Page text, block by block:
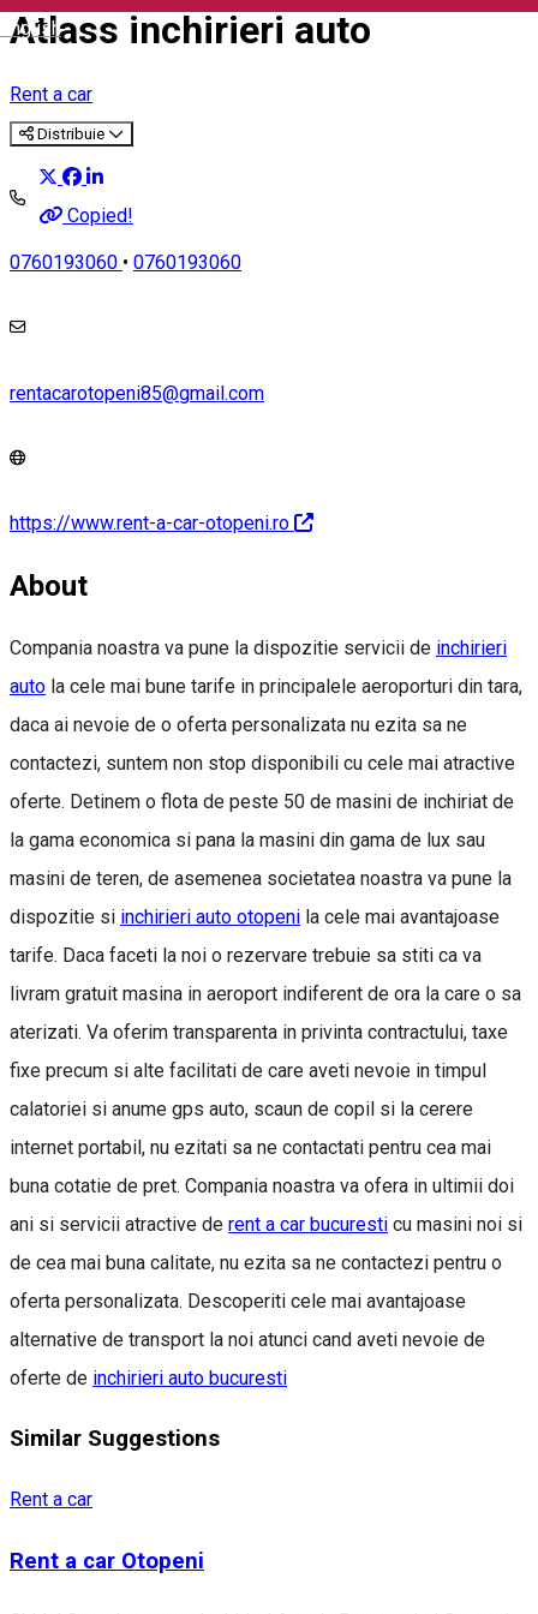
English
Atlass inchirieri auto
Rent a car
Distribuie
Copied!
0760193060 • 0760193060
rentacarotopeni85@gmail.com
https://www.rent-a-car-otopeni.ro
About
Compania noastra va pune la dispozitie servicii de inchirieri
auto la cele mai bune tarife in principalele aeroporturi din tara,
daca ai nevoie de o oferta personalizata nu ezita sa ne
contactezi, suntem non stop disponibili cu cele mai atractive
oferte. Detinem o flota de peste 50 de masini de inchiriat de
la gama economica si pana la masini din gama de lux sau
masini de teren, de asemenea societatea noastra va pune la
dispozitie si inchirieri auto otopeni la cele mai avantajoase
tarife. Daca faceti la noi o rezervare trebuie sa stiti ca va
livram gratuit masina in aeroport indiferent de ora la care o sa
aterizati. Va oferim transparenta in privinta contractului, taxe
fixe precum si alte facilitati de care aveti nevoie in timpul
calatoriei si anume gps auto, scaun de copil si la cerere
internet portabil, nu ezitati sa ne contactati pentru cea mai
buna cotatie de pret. Compania noastra va ofera in ultimii doi
ani si servicii atractive de rent a car bucuresti cu masini noi si
de cea mai buna calitate, nu ezita sa ne contactezi pentru o
oferta personalizata. Descoperiti cele mai avantajoase
alternative de transport la noi atunci cand aveti nevoie de
oferte de inchirieri auto bucuresti
Similar Suggestions
Rent a car
Rent a car Otopeni